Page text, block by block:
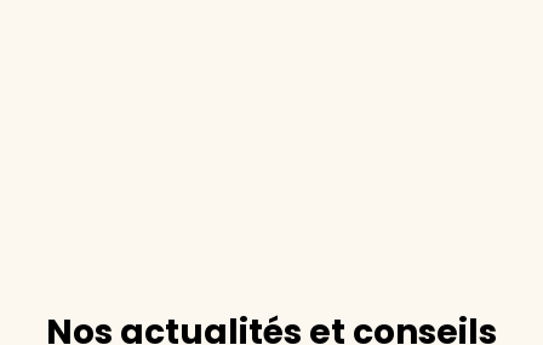
Nos actualités et conseils